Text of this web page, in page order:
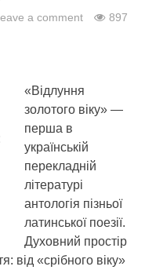
a comment 897
«Відлуння
золотого віку» ―
перша в
українській
перекладній
літературі
антологія пізньої
латинської поезії.
Духовний простір
від «срібного віку»